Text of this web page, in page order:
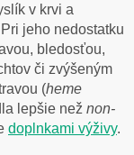
v krvi a
jeho nedostatku
bledosťou,
či zvýšeným
(heme
lepšie než non-
doplnkami výživy.